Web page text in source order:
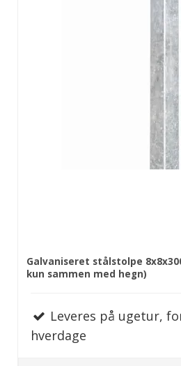
Galvaniseret stålstolpe
kun sammen med hegn)
Leveres på ugetur,
hverdage